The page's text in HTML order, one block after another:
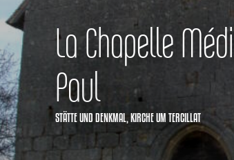
La Chapelle
Paul
STÄTTE UND DENKMAL, KIRCHEUM TERCILLAT